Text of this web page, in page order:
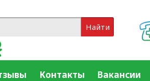
Найти
Контакты Вакансии